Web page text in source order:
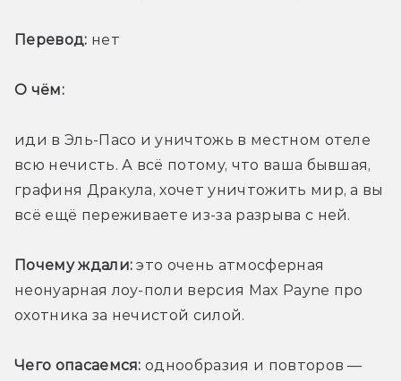
Перевод: нет
О чём:
иди в Эль-Пасо и уничтожь в местном отеле
всю нечисть. А всё потому, что ваша бывшая,
графиня Дракула, хочет уничтожить мир, а вы
всё ещё переживаете из-за разрыва с ней.
Почему ждали: это очень атмосферная
неонуарная лоу-поли версия Max Payne про
охотника за нечистой силой.
Чего опасаемся: однообразия и повторов —